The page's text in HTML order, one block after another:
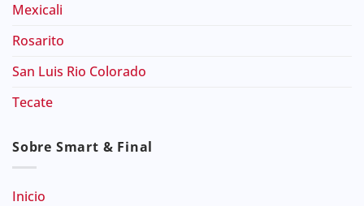
Mexicali
Rosarito
San Luis Rio Colorado
Tecate
Sobre Smart & Final
Inicio